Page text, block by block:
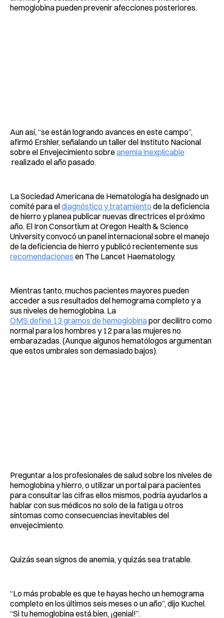
hemoglobina pueden prevenir afecciones posteriores.
Aun así, “se están logrando avances en este campo”,
afirmó Ershler, señalando un taller del Instituto Nacional
sobre el Envejecimiento sobreanemia inexplicable
realizado el año pasado.
La Sociedad Americana de Hematología ha designado un
comité para eldiagnóstico y tratamiento de la deficiencia
de hierro y planea publicar nuevas directrices el próximo
año. El Iron Consortium at Oregon Health & Science
University convocó un panel internacional sobre el manejo
de la deficiencia de hierro y publicó recientemente sus
recomendaciones en The Lancet Haematology.
Mientras tanto, muchos pacientes mayores pueden
acceder a sus resultados del hemograma completo y a
sus niveles de hemoglobina. La
OMS define 13 gramos de hemoglobinapor decilitro como
normal para los hombres y 12 para las mujeres no
embarazadas. (Aunque algunos hematólogos argumentan
que estos umbrales son demasiado bajos).
Preguntar a los profesionales de salud sobre los niveles de
hemoglobina y hierro, o utilizar un portal para pacientes
para consultar las cifras ellos mismos, podría ayudarlos a
hablar con sus médicos no solo de la fatiga u otros
síntomas como consecuencias inevitables del
envejecimiento.
Quizás sean signos de anemia, y quizás sea tratable.
“Lo más probable es que te hayas hecho un hemograma
completo en los últimos seis meses o un año”, dijo Kuchel.
“Si tu hemoglobina está bien, ¡genial!”.